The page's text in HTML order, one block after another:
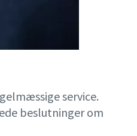
service.
beslutninger om